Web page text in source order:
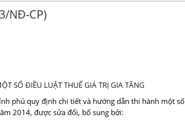
NĐ-CP)
SỐ ĐIỀU LUẬT THUẾ GIÁ TRỊ GIA TĂNG
phủ quy định chi tiết và hướng dẫn thi hành một số
2014, được sửa đổi, bổ sung bởi: